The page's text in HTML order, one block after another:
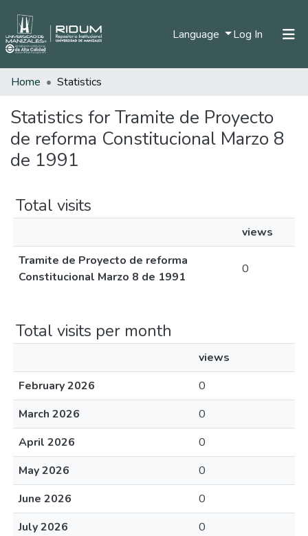
Language Log In (current)
Communities & Collections
All of DSpace
Home Statistics
Statistics for Tramite de Proyecto
de reforma Constitucional Marzo 8
de 1991
Total visits
views
Tramite de Proyecto de reforma
Constitucional Marzo 8 de 1991
0
Total visits per month
views
February 2026
0
March 2026
0
April 2026
0
May 2026
0
June 2026
0
July 2026
0